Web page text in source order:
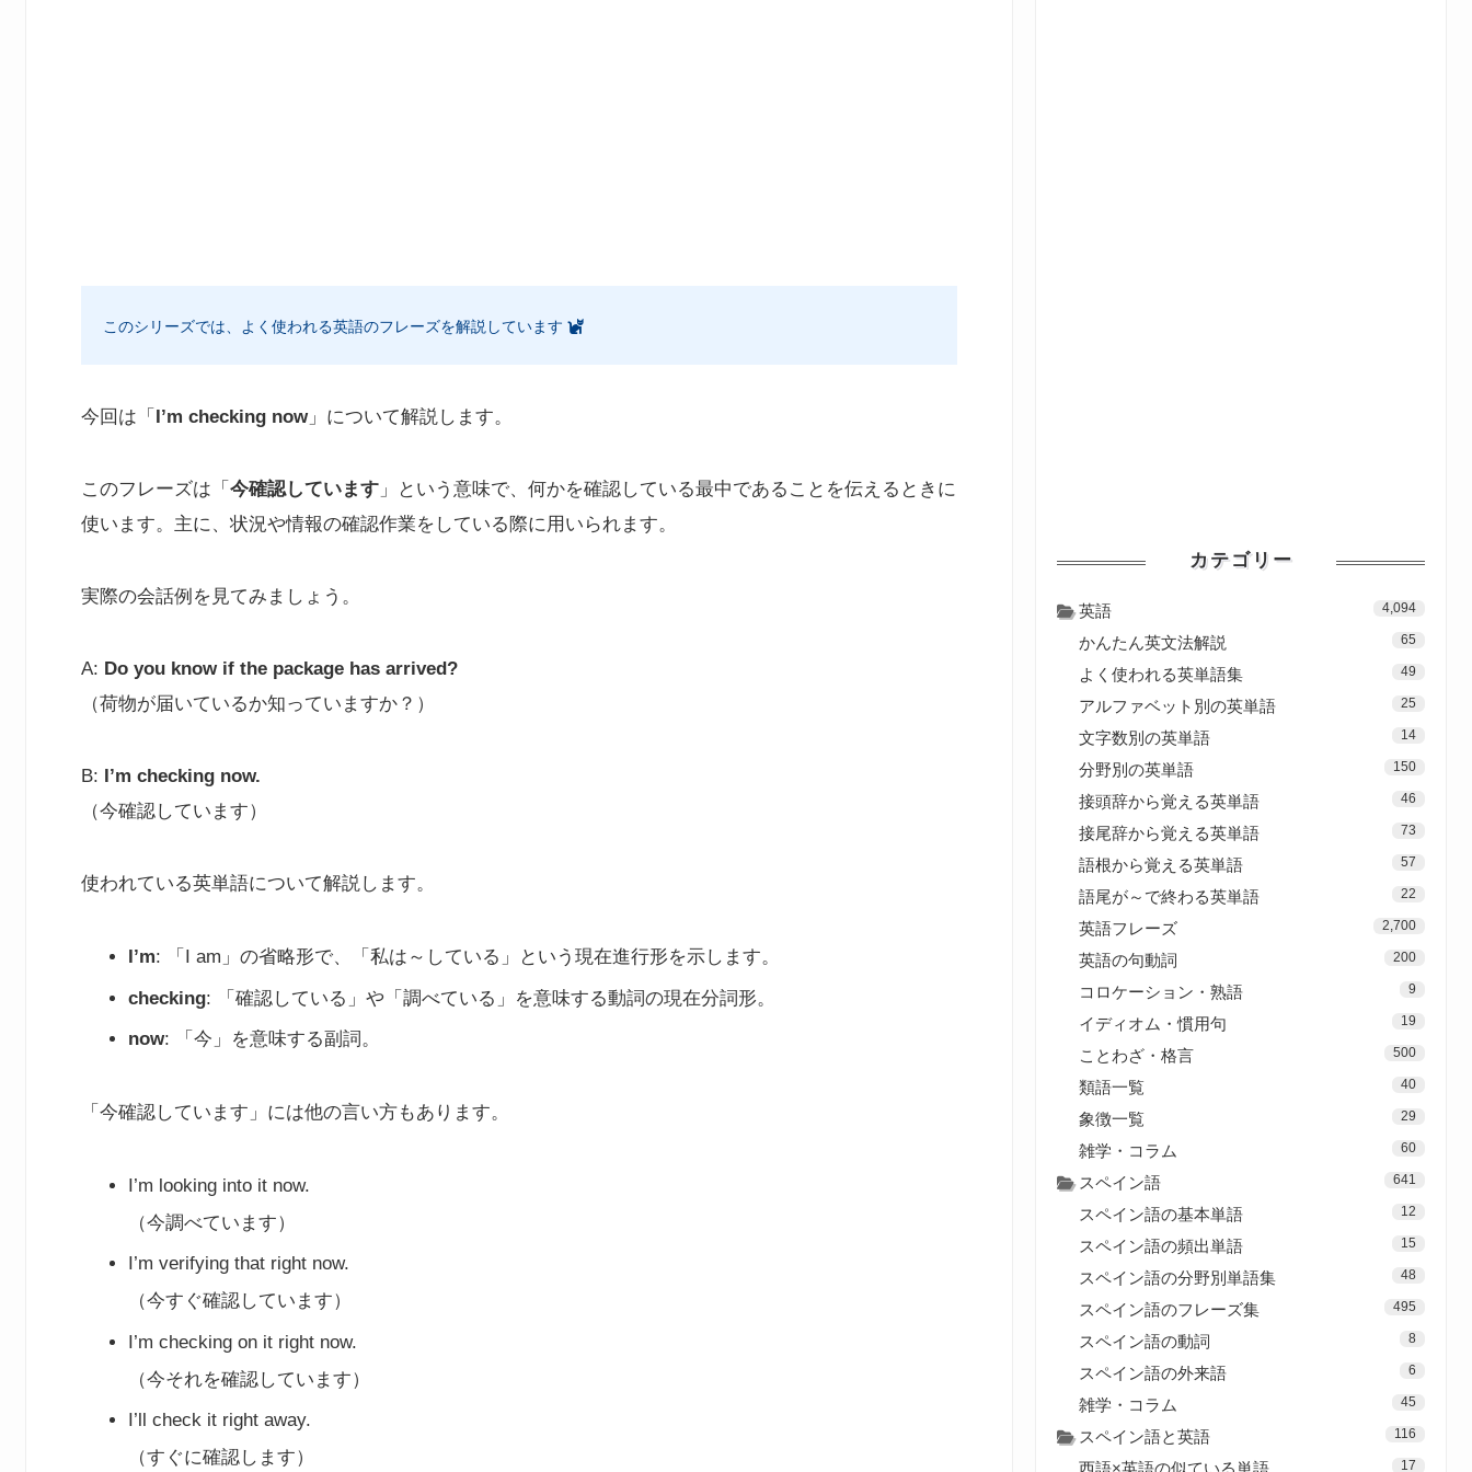
このシリーズでは、よく使われる英語のフレーズを解説しています
今回は「 I’m checking now」について解説します。
このフレーズは「 今確認しています 」という意味で、何かを確認している最中であることを伝えるときに
使います。主に、状況や情報の確認作業をしている際に用いられます。
実際の会話例を見てみましょう。
A: Do you know if the package has arrived?
（荷物が届いているか知っていますか？）
B:
I’m checking now.
（今確認しています）
使われている英単語について解説します。
I’m: 「I am」の省略形で、「私は～している」という現在進行形を示します。
checking: 「確認している」や「調べている」を意味する動詞の現在分詞形。
now: 「今」を意味する副詞。
「今確認しています」には他の言い方もあります。
I’m looking into it now.
（今調べています）
I’m verifying that right now.
（今すぐ確認しています）
I’m checking on it right now.
（今それを確認しています）
I’ll check it right away.
（すぐに確認します）
カテゴリー
英語 4,094
かんたん英文法解説 65
よく使われる英単語集 49
アルファベット別の英単語 25
文字数別の英単語 14
分野別の英単語 150
接頭辞から覚える英単語 46
接尾辞から覚える英単語 73
語根から覚える英単語 57
語尾が～で終わる英単語 22
英語フレーズ 2,700
英語の句動詞 200
コロケーション・熟語 9
イディオム・慣用句 19
ことわざ・格言 500
類語一覧 40
象徴一覧 29
雑学・コラム 60
スペイン語 641
スペイン語の基本単語 12
スペイン語の頻出単語 15
スペイン語の分野別単語集 48
スペイン語のフレーズ集 495
スペイン語の動詞 8
スペイン語の外来語 6
雑学・コラム 45
スペイン語と英語 116
西語×英語の似ている単語 17